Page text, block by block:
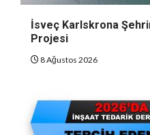
İsveç Karlskrona
Projesi
8 Ağustos 2026